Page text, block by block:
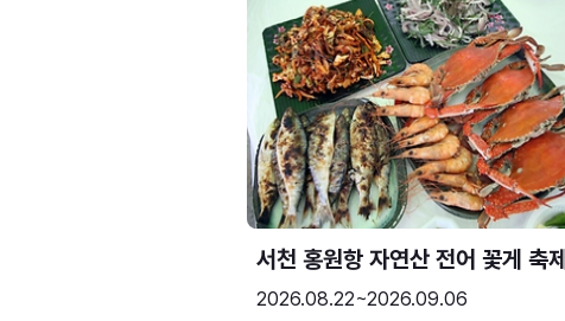
서천 홍원항 자연산 전어 꽃게 축제
2026.08.22~2026.09.06